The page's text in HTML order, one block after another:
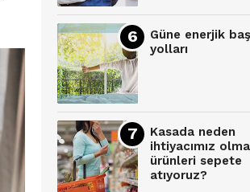
Güne enerjik
yolları
Kasada neden
ihtiyacımız
ürünleri sepete
atıyoruz?